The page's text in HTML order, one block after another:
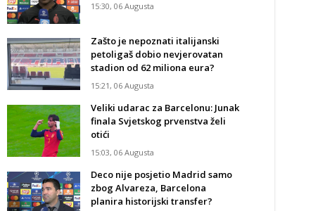
15:30, 06 Augusta
Zašto je nepoznati italijanski
petoligaš dobio nevjerovatan
stadion od 62 miliona eura?
15:21, 06 Augusta
Veliki udarac za Barcelonu: Junak
finala Svjetskog prvenstva želi
otići
15:03, 06 Augusta
Deco nije posjetio Madrid samo
zbog Alvareza, Barcelona
planira historijski transfer?